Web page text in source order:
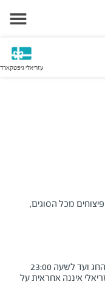
עזריאלי גיפטקארד
מכל הסוגים,
לשעה 23:00
איננה אחראית על